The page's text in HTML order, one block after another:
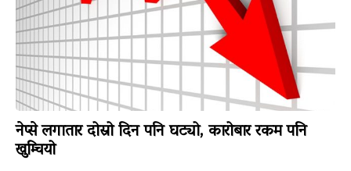
नेप्से लगातार दोस्रो दिन पनि घट्यो, कारोबार रकम पनि
खुम्चियो